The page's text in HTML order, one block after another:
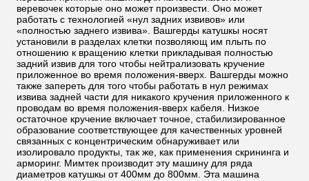
веревочек которые оно может произвести. Оно может
работать с технологией «нул задних извивов» или
«полностью заднего извива». Вашгерды катушкы носят
установили в разделах клетки позволяющ им плыть по
отношению к вращению клетки прикладывая полностью
задний извив для того чтобы нейтрализовать кручение
приложенное во время положения-вверх. Вашгерды можно
также запереть для того чтобы работать в нул режимах
извива задней части для никакого кручения приложенного к
проводам во время положения-вверх кабеля. Низкое
остаточное кручение включает точное, стабилизированное
образование соответствующее для качественных уровней
связанных с концентрическим обнаруживает или
изолировало продукты, так же, как применения скрининга и
арморинг. Мимтек производит эту машину для ряда
диаметров катушкы от 400мм до 800мм. Эта машина